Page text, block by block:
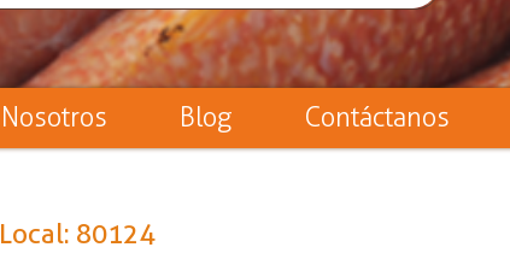
Nosotros Blog Contáctanos
Local: 80124